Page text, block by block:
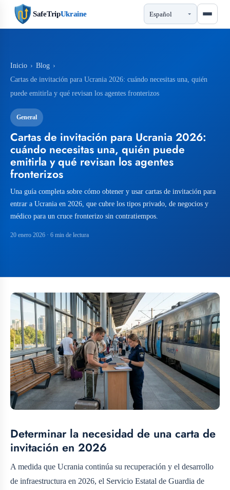
SafeTripUkraine
Inicio › Blog ›
Cartas de invitación para Ucrania 2026: cuándo necesitas una, quién
puede emitirla y qué revisan los agentes fronterizos
General
Cartas de invitación para Ucrania 2026:
cuándo necesitas una, quién puede
emitirla y qué revisan los agentes
fronterizos
Una guía completa sobre cómo obtener y usar cartas de invitación para
entrar a Ucrania en 2026, que cubre los tipos privado, de negocios y
médico para un cruce fronterizo sin contratiempos.
20 enero 2026 · 6 min de lectura
Determinar la necesidad de una carta de
invitación en 2026
A medida que Ucrania continúa su recuperación y el desarrollo
de infraestructura en 2026, el Servicio Estatal de Guardia de